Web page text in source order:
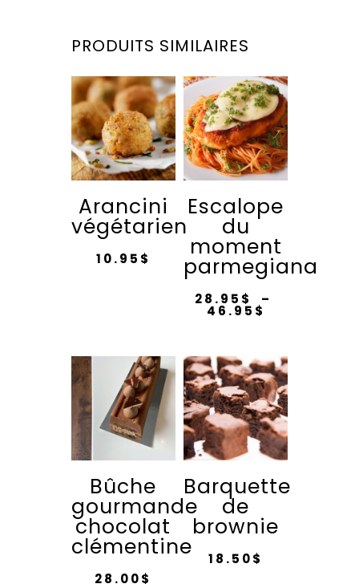
PRODUITS SIMILAIRES
Arancini
végétarien
10.95 $
Escalope
du
moment
parmegiana
28.95 $ –
46.95 $
à
46.95$
produit
a
plusieurs
variations.
Les
options
peuvent
être
choisies
sur
Bûche
gourmande
chocolat
clémentine
28.00$
Barquette
de
brownie
18.50$